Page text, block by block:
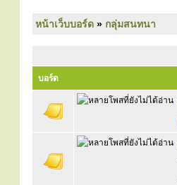
หน้าเว็บบอร์ด » กลุ่มสนทนา
บอร์ด